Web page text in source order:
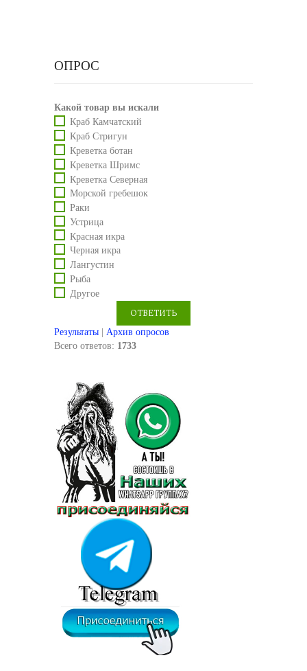
ОПРОС
Какой товар вы искали
Краб Камчатский
Краб Стригун
Креветка ботан
Креветка Шримс
Креветка Северная
Морской гребешок
Раки
Устрица
Красная икра
Черная икра
Лангустин
Рыба
Другое
Результаты | Архив опросов
Всего ответов: 1733